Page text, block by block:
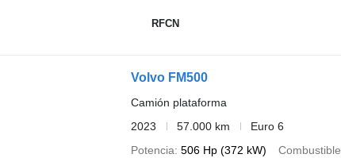
RFCN
Volvo FM500
Camión plataforma
2023
57.000 km
Euro 6
Potencia 506 Hp (372 kW) Combustible